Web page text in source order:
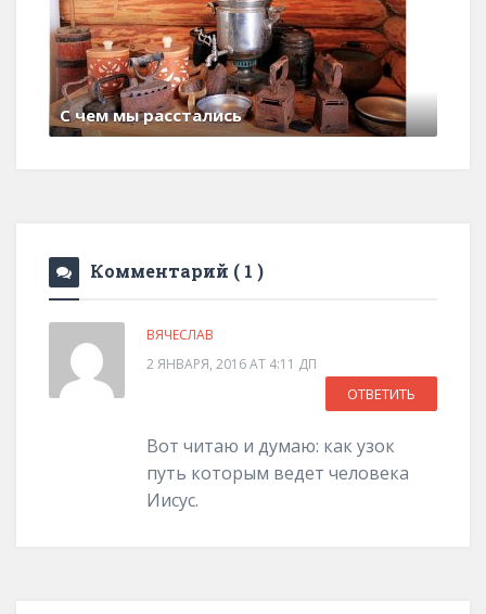
С чем мы расстались
Комментарий ( 1 )
ВЯЧЕСЛАВ
2 ЯНВАРЯ, 2016 AT 4:11 ДП
ОТВЕТИТЬ
Вот читаю и думаю: как узок
путь которым ведет человека
Иисус.